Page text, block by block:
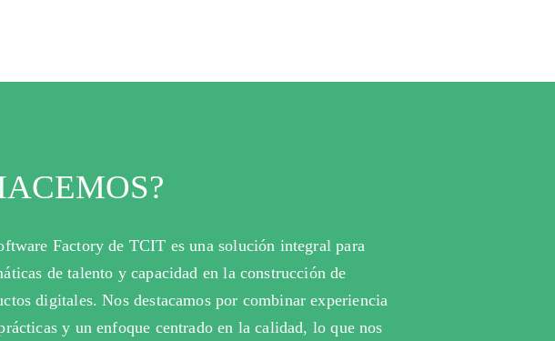
Factory de TCIT es una solución integral para
de talento y capacidad en la construcción de
digitales. Nos destacamos por combinar experiencia
y un enfoque centrado en la calidad, lo que nos